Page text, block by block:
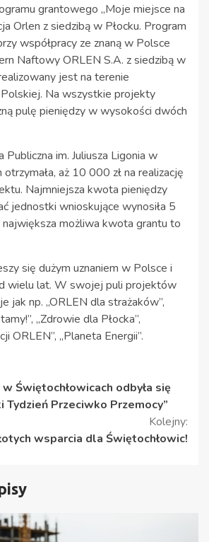
grantowego „Moje miejsce na
Orlen z siedzibą w Płocku. Program
współpracy ze znaną w Polsce
Naftowy ORLEN S.A. z siedzibą w
jest na terenie
Na wszystkie projekty
pulę pieniędzy w wysokości dwóch
im. Juliusza Ligonia w
aż 10 000 zł na realizację
Najmniejsza kwota pieniędzy
jednostki wnioskujące wynosiła 5
możliwa kwota grantu to
się dużym uznaniem w Polsce i
wielu lat. W swojej puli projektów
jak np. „ORLEN dla strażaków”,
„Zdrowie dla Płocka”,
ORLEN”, „Planeta Energii”.
Świętochłowicach odbyła się
Tydzień Przeciwko Przemocy”
Kolejny:
wsparcia dla Świętochłowic!